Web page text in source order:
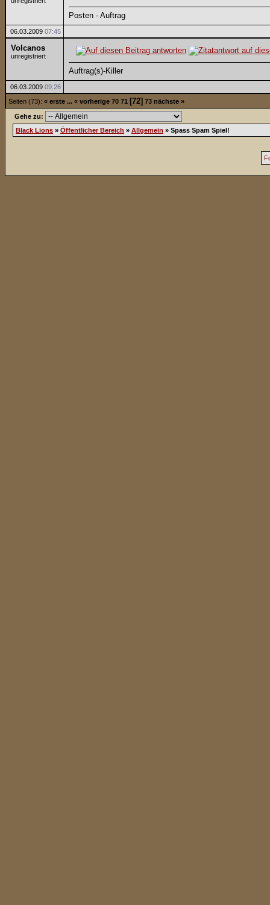
Posten - Auftrag
06.03.2009 07:45
Volcanos
unregistriert
Auftrag(s)-Killer
06.03.2009 09:26
Seiten (73): « erste ... « vorherige 70 71 [72] 73 nächste »
Gehe zu:
Black Lions » Öffentlicher Bereich » Allgemein » Spass Spam Spiel!